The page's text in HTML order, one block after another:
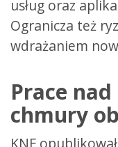
usług oraz
Ogranicza też
wdrażaniem
Prace
chmury